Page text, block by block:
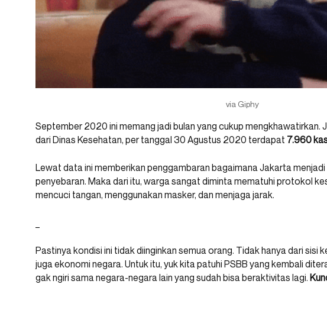
via Giphy
September 2020 ini memang jadi bulan yang cukup mengkhawatirkan.
dari Dinas Kesehatan, per tanggal 30 Agustus 2020 terdapat 7.960
Lewat data ini memberikan penggambaran bagaimana Jakarta
penyebaran. Maka dari itu, warga sangat diminta mematuhi protokol
mencuci tangan, menggunakan masker, dan menjaga jarak.
Pastinya kondisi ini tidak diinginkan semua orang. Tidak hanya dari sisi
juga ekonomi negara. Untuk itu, yuk kita patuhi PSBB yang kembali
gak ngiri sama negara-negara lain yang sudah bisa beraktivitas lagi.